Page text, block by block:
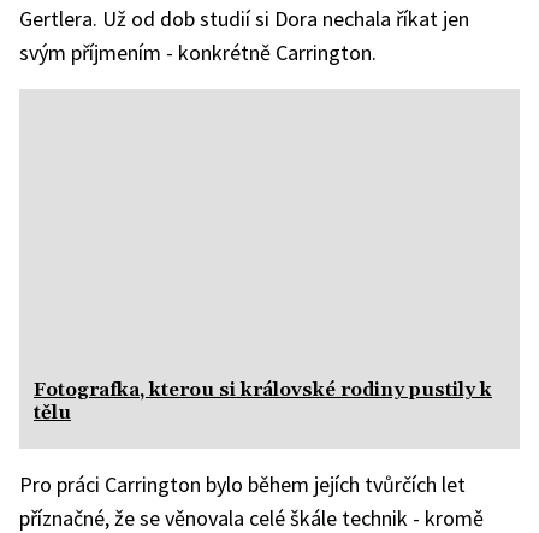
Gertlera. Už od dob studií si Dora nechala říkat jen
svým příjmením - konkrétně Carrington.
Fotografka, kterou si královské rodiny pustily k
tělu
Pro práci Carrington bylo během jejích tvůrčích let
příznačné, že se věnovala celé škále technik - kromě